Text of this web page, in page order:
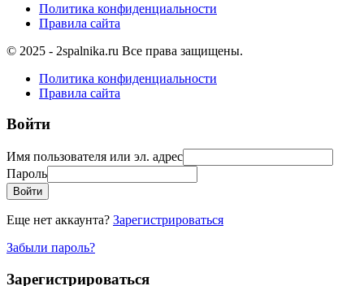
Политика конфиденциальности
Правила сайта
© 2025 - 2spalnika.ru Все права защищены.
Политика конфиденциальности
Правила сайта
Войти
Имя пользователя или эл. адрес
Пароль
Войти
Еще нет аккаунта? Зарегистрироваться
Забыли пароль?
Зарегистрироваться